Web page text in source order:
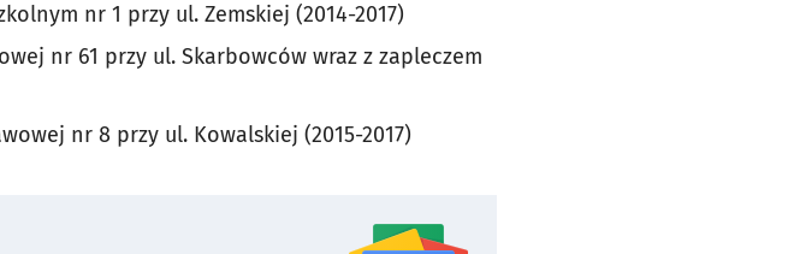
nr 1 przy ul. Zemskiej (2014-2017)
nr 61 przy ul. Skarbowców wraz z zapleczem
nr 8 przy ul. Kowalskiej (2015-2017)